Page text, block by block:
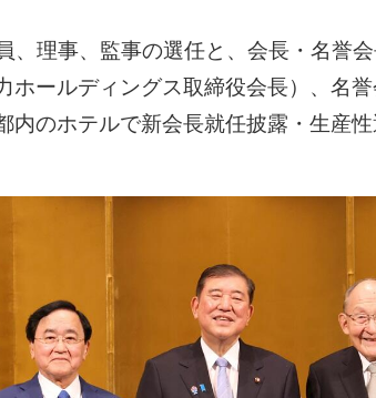
理事、監事の選任と、会長・名誉
ールディングス取締役会長）、名
のホテルで新会長就任披露・生産